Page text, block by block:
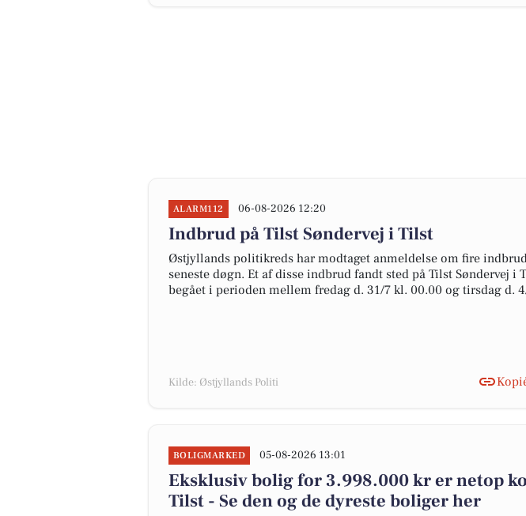
ALARM112 06-08-2026 12:20
Indbrud på Tilst Søndervej i Tilst
Østjyllands politikreds har modtaget anmeldelse om fire
seneste døgn. Et af disse indbrud fandt sted på Tilst Søndervej i
begået i perioden mellem fredag d. 31/7 kl. 00.00 og tirsdag d.
Kilde: Østjyllands Politi
BOLIGMARKED 05-08-2026 13:01
Eksklusiv bolig for 3.998.000 kr er netop
Tilst - Se den og de dyreste boliger her